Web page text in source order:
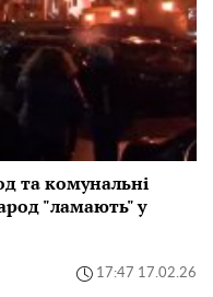
та комунальні
"ламають" у
17:47 17.02.26